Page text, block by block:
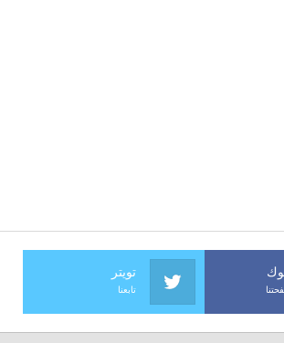
تويتر
تابعنا